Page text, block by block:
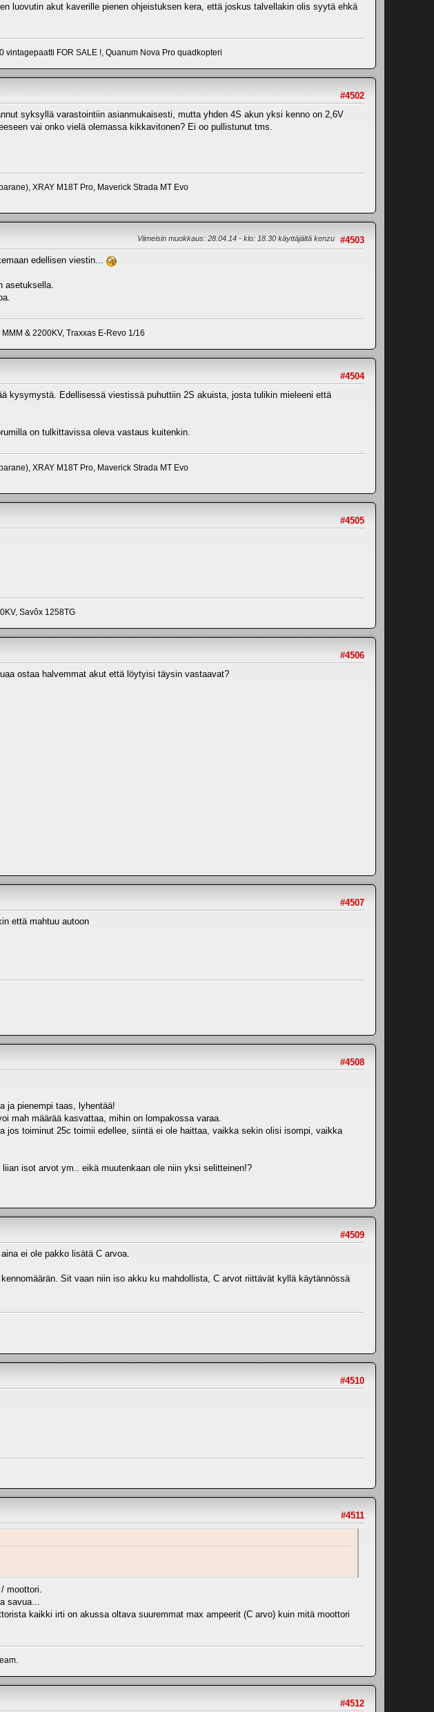
luovutin akut kaverille pienen ohjeistuksen kera, että joskus talvellakin olis syytä ehkä
vintagepaatti FOR SALE !, Quanum Nova Pro quadkopteri
#4502
syksyllä varastointiin asianmukaisesti, mutta yhden 4S akun yksi kenno on 2,6V
vai onko vielä olemassa kikkavitonen? Ei oo pullistunut tms.
XRAY M18T Pro, Maverick Strada MT Evo
#4503
Viimeisin muokkaus: 28.04.14 - klo: 18.30 käyttäjältä kenzu
edellisen viestin...
asetuksella.
& 2200KV, Traxxas E-Revo 1/16
#4504
kysymystä. Edellisessä viestissä puhuttiin 2S akuista, josta tulikin mieleeni että
on tulkittavissa oleva vastaus kuitenkin.
XRAY M18T Pro, Maverick Strada MT Evo
#4505
Savôx 1258TG
#4506
ostaa halvemmat akut että löytyisi täysin vastaavat?
#4507
että mahtuu autoon
#4508
ja pienempi taas, lyhentää!
mah määrää kasvattaa, mihin on lompakossa varaa.
jos toiminut 25c toimii edellee, siintä ei ole haittaa, vaikka sekin olisi isompi, vaikka
isot arvot ym.. eikä muutenkaan ole niin yksi selitteinen!?
#4509
ei ole pakko lisätä C arvoa.
Sit vaan niin iso akku ku mahdollista, C arvot riittävät kyllä käytännössä
#4510
#4511
moottori.
savua...
kaikki irti on akussa oltava suuremmat max ampeerit (C arvo) kuin mitä moottori
#4512